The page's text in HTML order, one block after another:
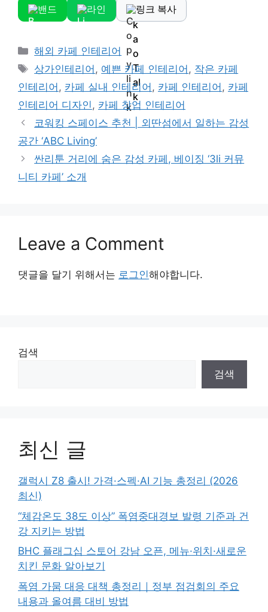
밴드 라인 링크 복사
Categories
해외 카페 인테리어
Tags
상가인테리어 , 예쁜 카페 인테리어 , 작은 카페
인테리어 , 카페 실내 인테리어 , 카페 인테리어 , 카페
인테리어 디자인 , 카페 창업 인테리어
코워킹 스페이스 추천 | 외딴섬에서 일하는 감성
공간 ‘ABC Living’
싼리툰 거리에 숨은 감성 카페, 베이징 ‘3li 커뮤
니티 카페’ 소개
Leave a Comment
댓글을 달기 위해서는 로그인해야합니다.
검색
검색
최신 글
갤럭시 Z8 출시! 가격·스펙·AI 기능 총정리 (2026
최신)
“체감온도 38도 이상” 폭염중대경보 발령 기준과 건
강 지키는 방법
BHC 플래그십 스토어 강남 오픈, 메뉴·위치·새로운
치킨 문화 알아보기
폭염 가뭄 대응 대책 총정리｜정부 점검회의 주요
내용과 올여름 대비 방법